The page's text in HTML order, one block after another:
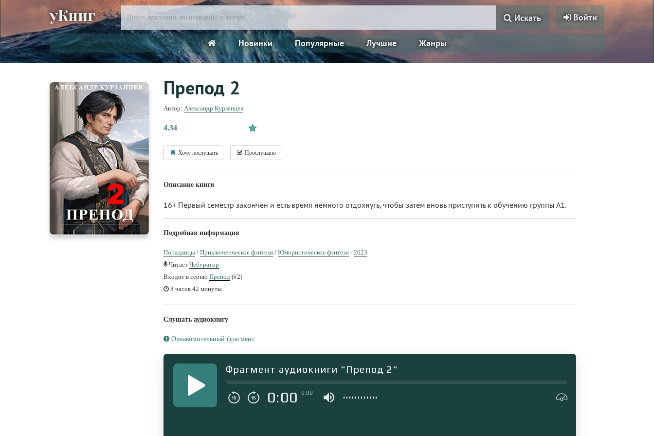
уКниг Войти
Искать
Новинки Популярные Лучшие Жанры
Препод 2
Автор: Александр Курзанцев
4.34
Хочу послушать Прослушано
Описание книги
16+ Первый семестр закончен и есть время немного отдохнуть, чтобы затем вновь приступить к обучению группы А1.
Подробная информация
Попаданцы / Приключенческое фэнтези / Юмористическое фэнтези · 2023
Читает Чебуратор
Входит в серию Препод (#2)
8 часов 42 минуты
Слушать аудиокнигу
Ознакомительный фрагмент
Фрагмент аудиокниги "Препод 2"
0:00 0:00